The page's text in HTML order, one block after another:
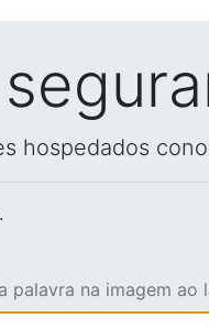
hospedados
palavra na imagem ao